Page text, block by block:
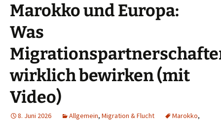
Marokko und Europa:
Was
wirklich bewirken (mit
Video)
8. Juni 2026 Allgemein, Migration & Flucht Marokko,